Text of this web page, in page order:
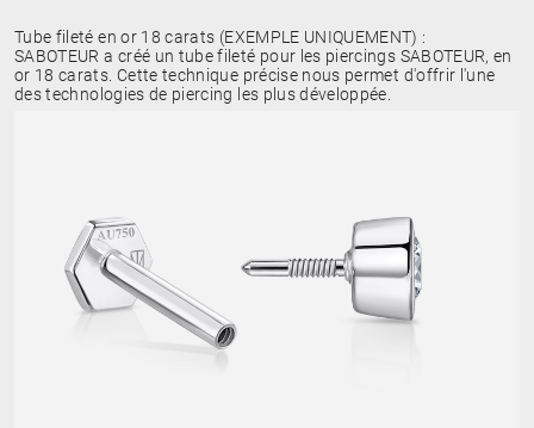
Tube fileté en or 18 carats (EXEMPLE UNIQUEMENT) :
SABOTEUR a créé un tube fileté pour les piercings SABOTEUR, en
or 18 carats. Cette technique précise nous permet d'offrir l'une
des technologies de piercing les plus développée.